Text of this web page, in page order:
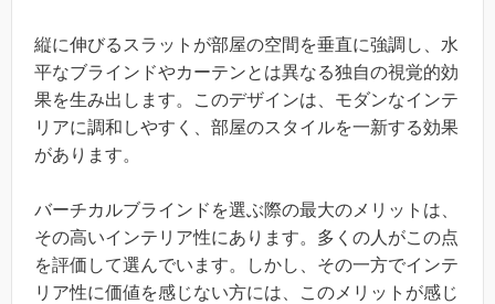
縦に伸びるスラットが部屋の空間を垂直に強調し、水
平なブラインドやカーテンとは異なる独自の視覚的効
果を生み出します。このデザインは、モダンなインテ
リアに調和しやすく、部屋のスタイルを一新する効果
があります。
バーチカルブラインドを選ぶ際の最大のメリットは、
その高いインテリア性にあります。多くの人がこの点
を評価して選んでいます。しかし、その一方でインテ
リア性に価値を感じない方には、このメリットが感じ